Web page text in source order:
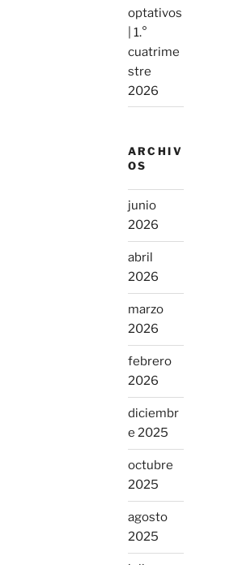
optativos
| 1.°
cuatrime
stre
2026
ARCHIV
OS
junio
2026
abril
2026
marzo
2026
febrero
2026
diciembr
e 2025
octubre
2025
agosto
2025